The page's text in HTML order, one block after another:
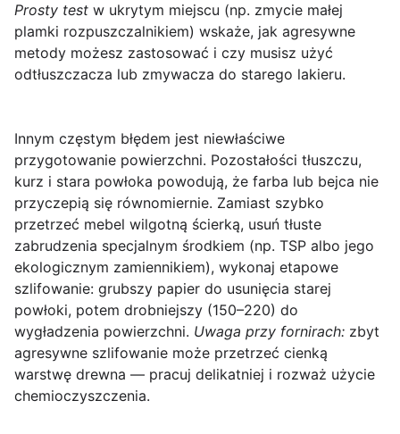
Prosty test w ukrytym miejscu (np. zmycie małej
plamki rozpuszczalnikiem) wskaże, jak agresywne
metody możesz zastosować i czy musisz użyć
odtłuszczacza lub zmywacza do starego lakieru.
Innym częstym błędem jest niewłaściwe
przygotowanie powierzchni. Pozostałości tłuszczu,
kurz i stara powłoka powodują, że farba lub bejca nie
przyczepią się równomiernie. Zamiast szybko
przetrzeć mebel wilgotną ścierką, usuń tłuste
zabrudzenia specjalnym środkiem (np. TSP albo jego
ekologicznym zamiennikiem), wykonaj etapowe
szlifowanie: grubszy papier do usunięcia starej
powłoki, potem drobniejszy (150–220) do
wygładzenia powierzchni. Uwaga przy fornirach: zbyt
agresywne szlifowanie może przetrzeć cienką
warstwę drewna — pracuj delikatniej i rozważ użycie
chemioczyszczenia.